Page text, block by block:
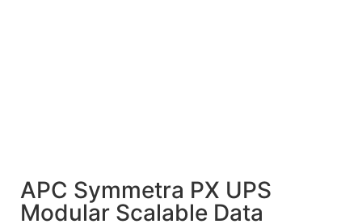
APC Symmetra PX UPS
Modular Scalable Data